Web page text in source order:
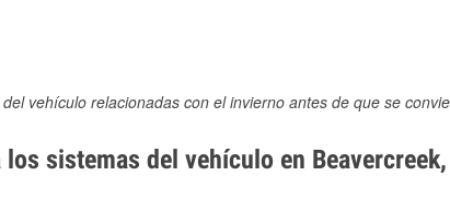
vehículo relacionadas con el invierno antes de que se
sistemas del vehículo en Beavercreek,